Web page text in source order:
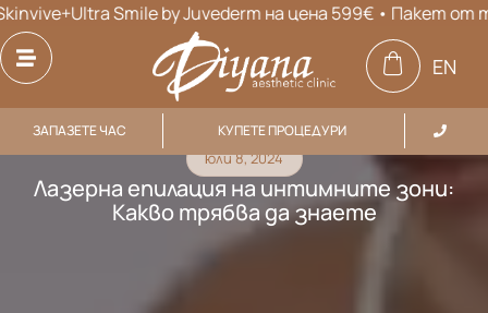
Smile by Juvederm на цена 599€ • Пакет от три
EN
ЗАПАЗЕТЕ ЧАС КУПЕТЕ ПРОЦЕДУРИ
юли 8, 2024
Лазерна епилация на интимните зони:
Какво трябва да знаете